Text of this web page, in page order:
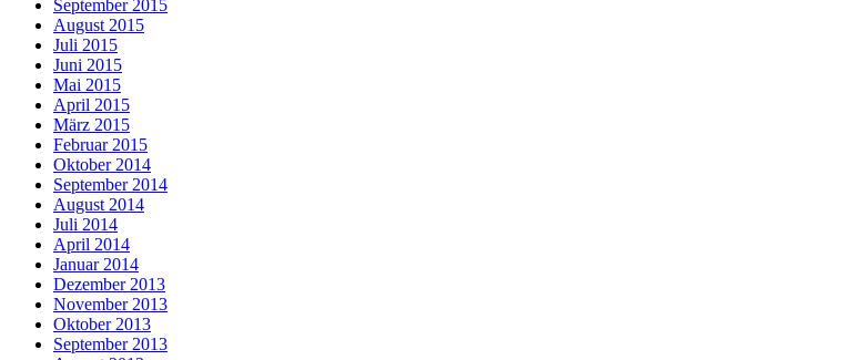
September 2015
August 2015
Juli 2015
Juni 2015
Mai 2015
April 2015
März 2015
Februar 2015
Oktober 2014
September 2014
August 2014
Juli 2014
April 2014
Januar 2014
Dezember 2013
November 2013
Oktober 2013
September 2013